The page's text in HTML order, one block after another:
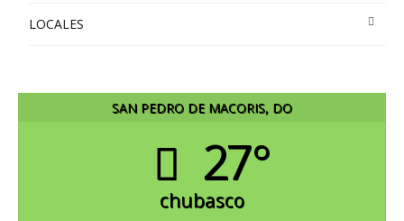
LOCALES
SAN PEDRO DE MACORIS, DO
27°
chubasco